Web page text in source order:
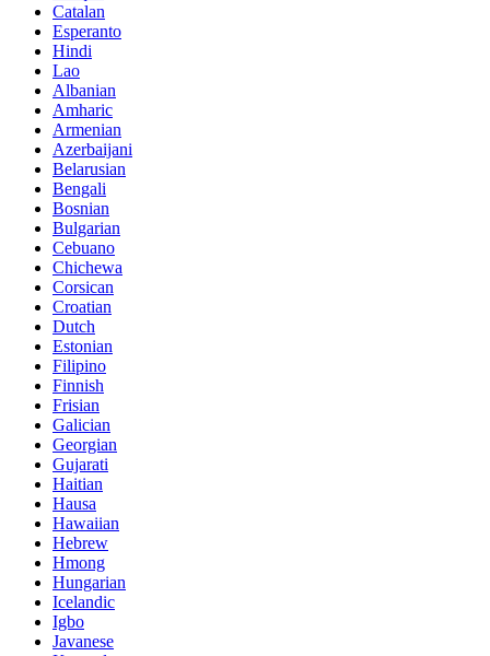
Catalan
Esperanto
Hindi
Lao
Albanian
Amharic
Armenian
Azerbaijani
Belarusian
Bengali
Bosnian
Bulgarian
Cebuano
Chichewa
Corsican
Croatian
Dutch
Estonian
Filipino
Finnish
Frisian
Galician
Georgian
Gujarati
Haitian
Hausa
Hawaiian
Hebrew
Hmong
Hungarian
Icelandic
Igbo
Javanese